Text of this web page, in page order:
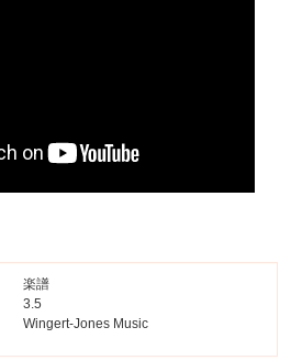
楽譜
3.5
Wingert-Jones Music